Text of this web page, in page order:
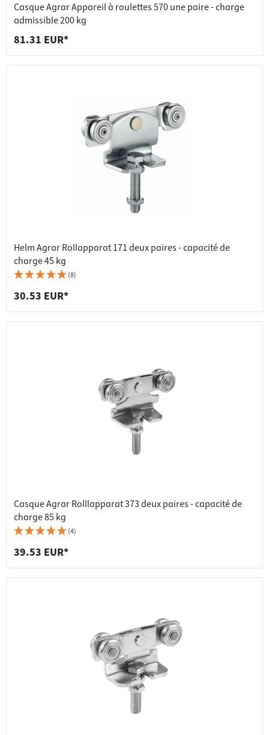
Casque Agrar Appareil à roulettes 570 une paire - charge
admissible 200 kg
81.31 EUR*
Helm Agrar Rollapparat 171 deux paires - capacité de
charge 45 kg
(8)
30.53 EUR*
Casque Agrar Rolllapparat 373 deux paires - capacité de
charge 85 kg
(4)
39.53 EUR*